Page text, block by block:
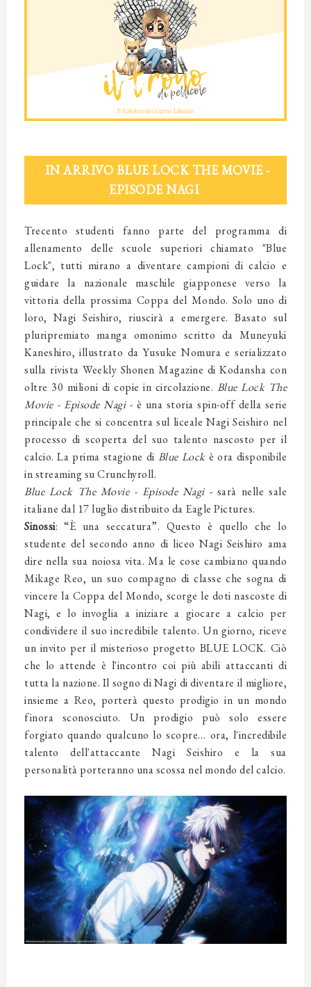
IN ARRIVO BLUE LOCK THE MOVIE -
EPISODE NAGI
Trecento studenti fanno parte del programma di
allenamento delle scuole superiori chiamato "Blue
Lock", tutti mirano a diventare campioni di calcio e
guidare la nazionale maschile giapponese verso la
vittoria della prossima Coppa del Mondo. Solo uno di
loro, Nagi Seishiro, riuscirà a emergere. Basato sul
pluripremiato manga omonimo scritto da Muneyuki
Kaneshiro, illustrato da Yusuke Nomura e serializzato
sulla rivista Weekly Shonen Magazine di Kodansha con
oltre 30 milioni di copie in circolazione. Blue Lock The
Movie - Episode Nagi- è una storia spin-off della serie
principale che si concentra sul liceale Nagi Seishiro nel
processo di scoperta del suo talento nascosto per il
calcio. La prima stagione di Blue Lockè ora disponibile
in streaming su Crunchyroll.
Blue Lock The Movie - Episode Nagi- sarà nelle sale
italiane dal 17 luglio distribuito da Eagle Pictures.
Sinossi: “È una seccatura”. Questo è quello che lo
studente del secondo anno di liceo Nagi Seishiro ama
dire nella sua noiosa vita. Ma le cose cambiano quando
Mikage Reo, un suo compagno di classe che sogna di
vincere la Coppa del Mondo, scorge le doti nascoste di
Nagi, e lo invoglia a iniziare a giocare a calcio per
condividere il suo incredibile talento. Un giorno, riceve
un invito per il misterioso progetto BLUE LOCK. Ciò
che lo attende è l'incontro coi più abili attaccanti di
tutta la nazione. Il sogno di Nagi di diventare il migliore,
insieme a Reo, porterà questo prodigio in un mondo
finora sconosciuto. Un prodigio può solo essere
forgiato quando qualcuno lo scopre… ora, l'incredibile
talento dell'attaccante Nagi Seishiro e la sua
personalità porteranno una scossa nel mondo del calcio.